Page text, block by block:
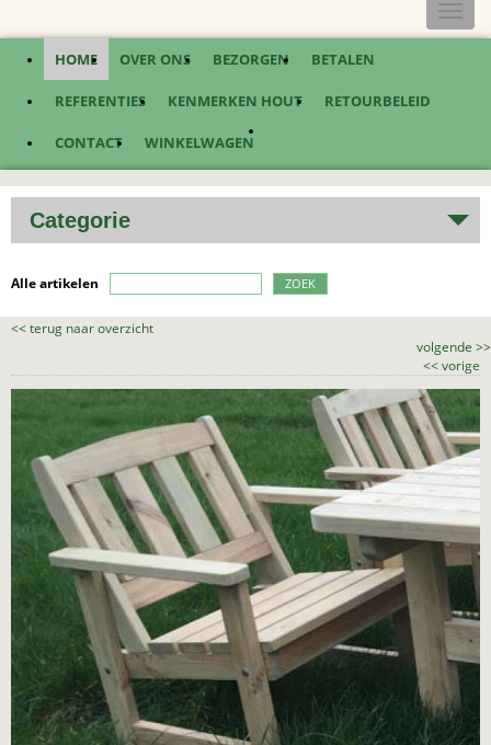
HOME OVER ONS BEZORGEN BETALEN
REFERENTIES KENMERKEN HOUT RETOURBELEID
CONTACT WINKELWAGEN
Categorie
Alle artikelen ZOEK
<<terug naar overzicht
volgende >>
<<vorige